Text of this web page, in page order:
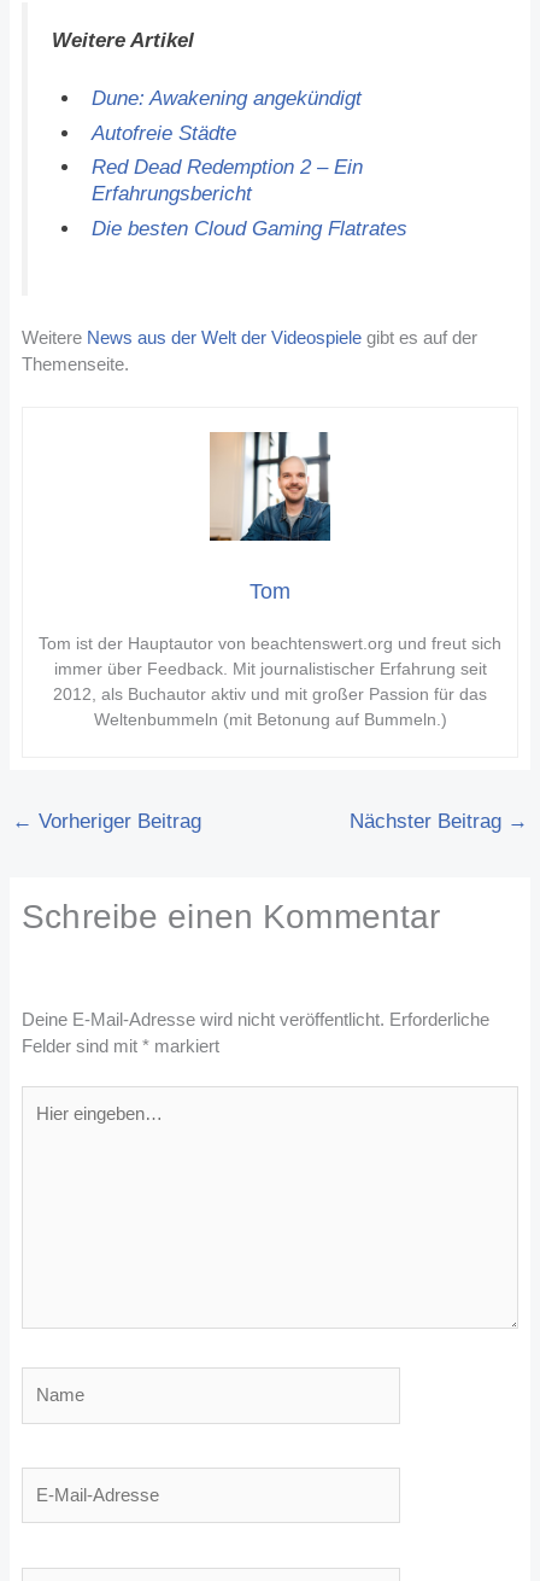
Weitere Artikel
Dune: Awakening angekündigt
Autofreie Städte
Red Dead Redemption 2 – Ein
Erfahrungsbericht
Die besten Cloud Gaming Flatrates
Weitere News aus der Welt der Videospiele gibt es auf der
Themenseite.
Tom
Tom ist der Hauptautor von beachtenswert.org und freut sich
immer über Feedback. Mit journalistischer Erfahrung seit
2012, als Buchautor aktiv und mit großer Passion für das
Weltenbummeln (mit Betonung auf Bummeln.)
← Vorheriger Beitrag Nächster Beitrag →
Schreibe einen Kommentar
Deine E-Mail-Adresse wird nicht veröffentlicht. Erforderliche
Felder sind mit* markiert
Hier
eingeben…
Name
E-
Mail-
Adresse